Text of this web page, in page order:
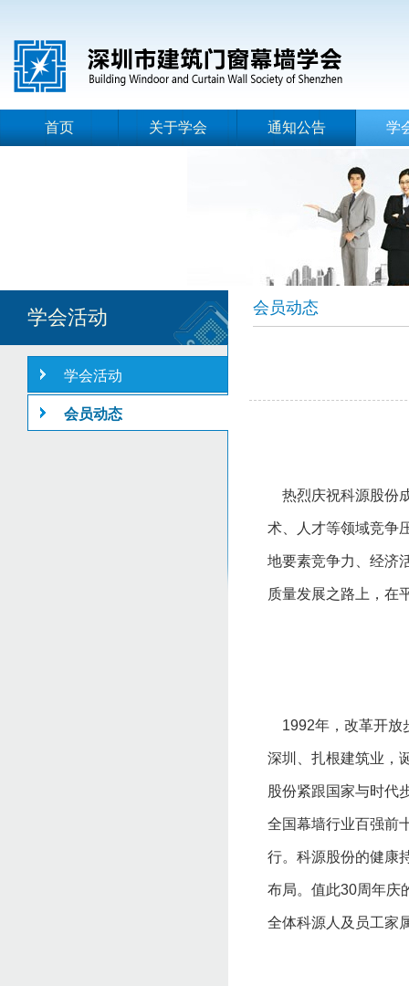
首页 关于学会 通知公告 学
学会活动
学会活动
会员动态
会员动态
热烈庆祝科源股份
术、人才等领域竞争
地要素竞争力、经济
质量发展之路上，在
1992年，改革开放
深圳、扎根建筑业，
股份紧跟国家与时代
全国幕墙行业百强前
行。科源股份的健康
布局。值此30周年庆
全体科源人及员工家